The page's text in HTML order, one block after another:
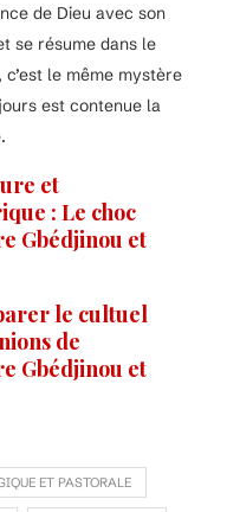
de Dieu avec son
se résume dans le
le même mystère
est contenue la
et
: Le choc
Gbédjinou et
le cultuel
de
Gbédjinou et
ET PASTORALE